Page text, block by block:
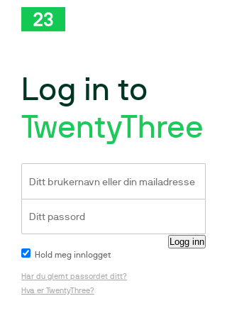
Log in to
TwentyThree
Hold meg innlogget
Har du glemt passordet ditt?
Hva er TwentyThree?